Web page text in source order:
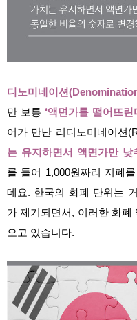
디노미네이션
만 보통 ‘액면가를 떨어뜨린
어가 만난 리디노미네이션
는 유지하면서 액면가만 낮
를 들어 1,000원짜리 지폐
데요. 한국의 화폐 단위는
가 제기되면서, 이러한 화
오고 있습니다.